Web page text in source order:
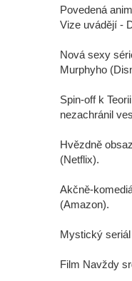
Povedená
Vize uvádějí -
Nová sexy
Murphyho
Spin-off k
nezachránil
Hvězdně
(Netflix).
Akčně-
(Amazon).
Mystický
Film Navždy